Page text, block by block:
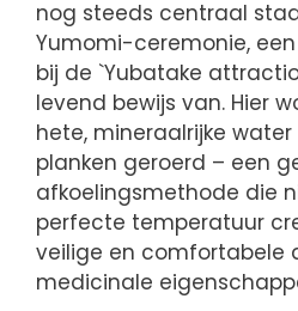
nog steeds centraal
Yumomi-ceremonie,
bij de `Yubatake
levend bewijs van. Hier
hete, mineraalrijke
planken geroerd – een
afkoelingsmethode die
perfecte temperatuur
veilige en comfortabele
medicinale